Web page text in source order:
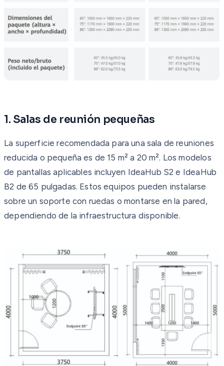
1. Salas de reunión pequeñas
La superficie recomendada para una sala de reuniones
reducida o pequeña es de 15 m² a 20 m². Los modelos
de pantallas aplicables incluyen IdeaHub S2 e IdeaHub
B2 de 65 pulgadas. Estos equipos pueden instalarse
sobre un soporte con ruedas o montarse en la pared,
dependiendo de la infraestructura disponible.